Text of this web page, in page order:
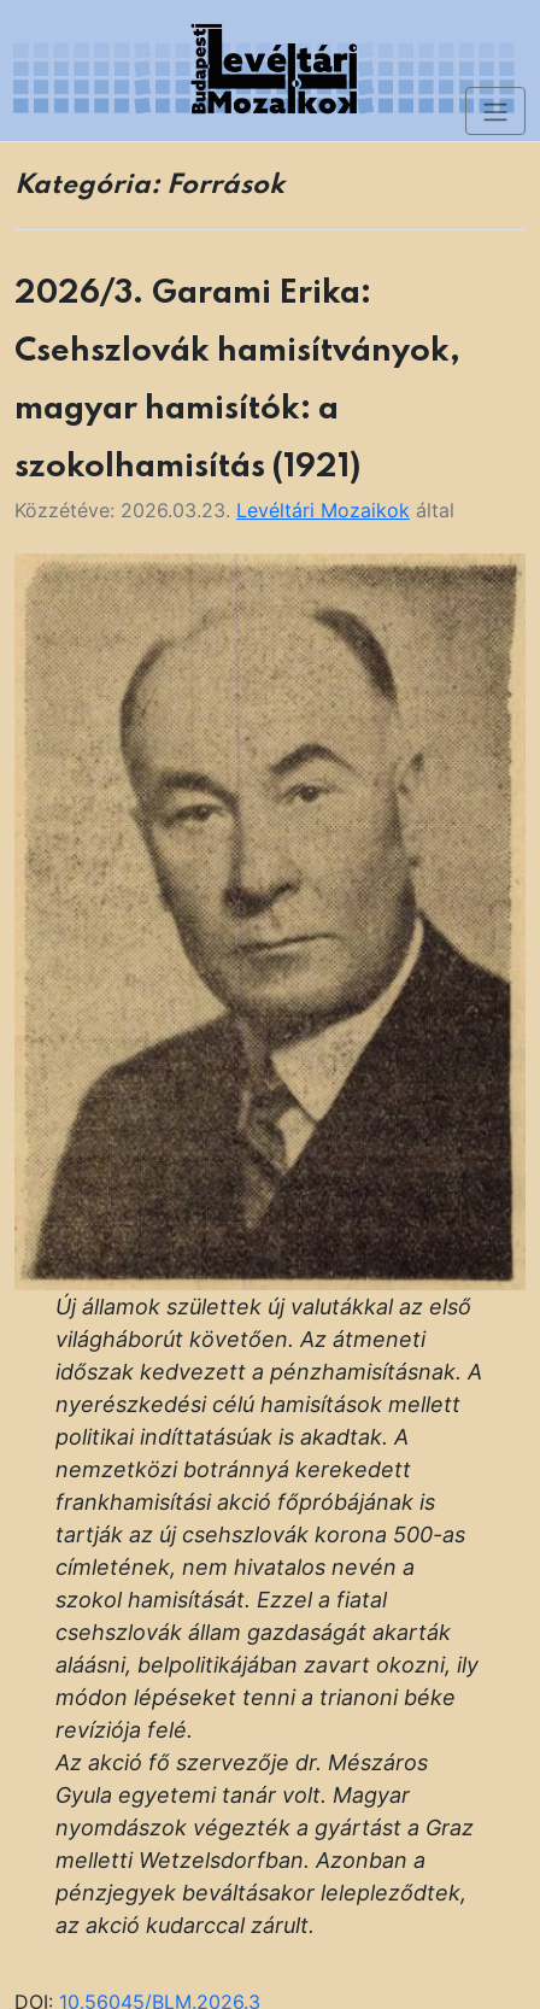
content
Kategória: Források
2026/3. Garami Erika:
Csehszlovák hamisítványok,
magyar hamisítók: a
szokolhamisítás (1921)
Közzétéve: 2026.03.23. Levéltári Mozaikok által
Új államok születtek új valutákkal az első
világháborút követően. Az átmeneti
időszak kedvezett a pénzhamisításnak. A
nyerészkedési célú hamisítások mellett
politikai indíttatásúak is akadtak. A
nemzetközi botránnyá kerekedett
frankhamisítási akció főpróbájának is
tartják az új csehszlovák korona 500-as
címletének, nem hivatalos nevén a
szokol hamisítását. Ezzel a fiatal
csehszlovák állam gazdaságát akarták
aláásni, belpolitikájában zavart okozni, ily
módon lépéseket tenni a trianoni béke
revíziója felé.
Az akció fő szervezője dr. Mészáros
Gyula egyetemi tanár volt. Magyar
nyomdászok végezték a gyártást a Graz
melletti Wetzelsdorfban. Azonban a
pénzjegyek beváltásakor lelepleződtek,
az akció kudarccal zárult.
DOI: 10.56045/BLM.2026.3